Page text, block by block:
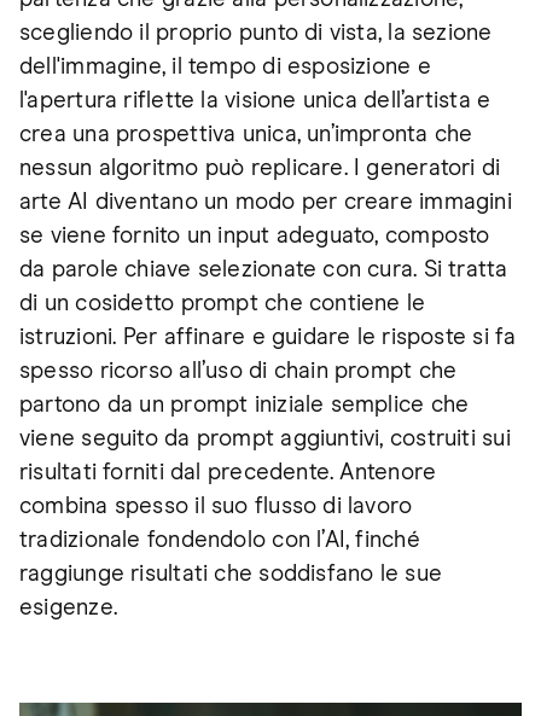
scegliendo il proprio punto di vista, la sezione
dell'immagine, il tempo di esposizione e
l'apertura riflette la visione unica dell’artista e
crea una prospettiva unica, un’impronta che
nessun algoritmo può replicare. I generatori di
arte AI diventano un modo per creare immagini
se viene fornito un input adeguato, composto
da parole chiave selezionate con cura. Si tratta
di un cosidetto prompt che contiene le
istruzioni. Per affinare e guidare le risposte si fa
spesso ricorso all’uso di chain prompt che
partono da un prompt iniziale semplice che
viene seguito da prompt aggiuntivi, costruiti sui
risultati forniti dal precedente. Antenore
combina spesso il suo flusso di lavoro
tradizionale fondendolo con l’AI, finché
raggiunge risultati che soddisfano le sue
esigenze.